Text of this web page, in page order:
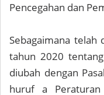
Pencegahan dan
Sebagaimana telah
tahun 2020
diubah dengan
huruf a Peraturan